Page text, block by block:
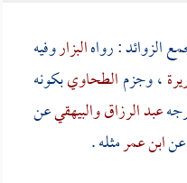
الزوائد : رواهالبزاروفيه
، وجزمالطحاويبكونه
عبد الرزاقوالبيهقيعن
عنابن عمرمثله .